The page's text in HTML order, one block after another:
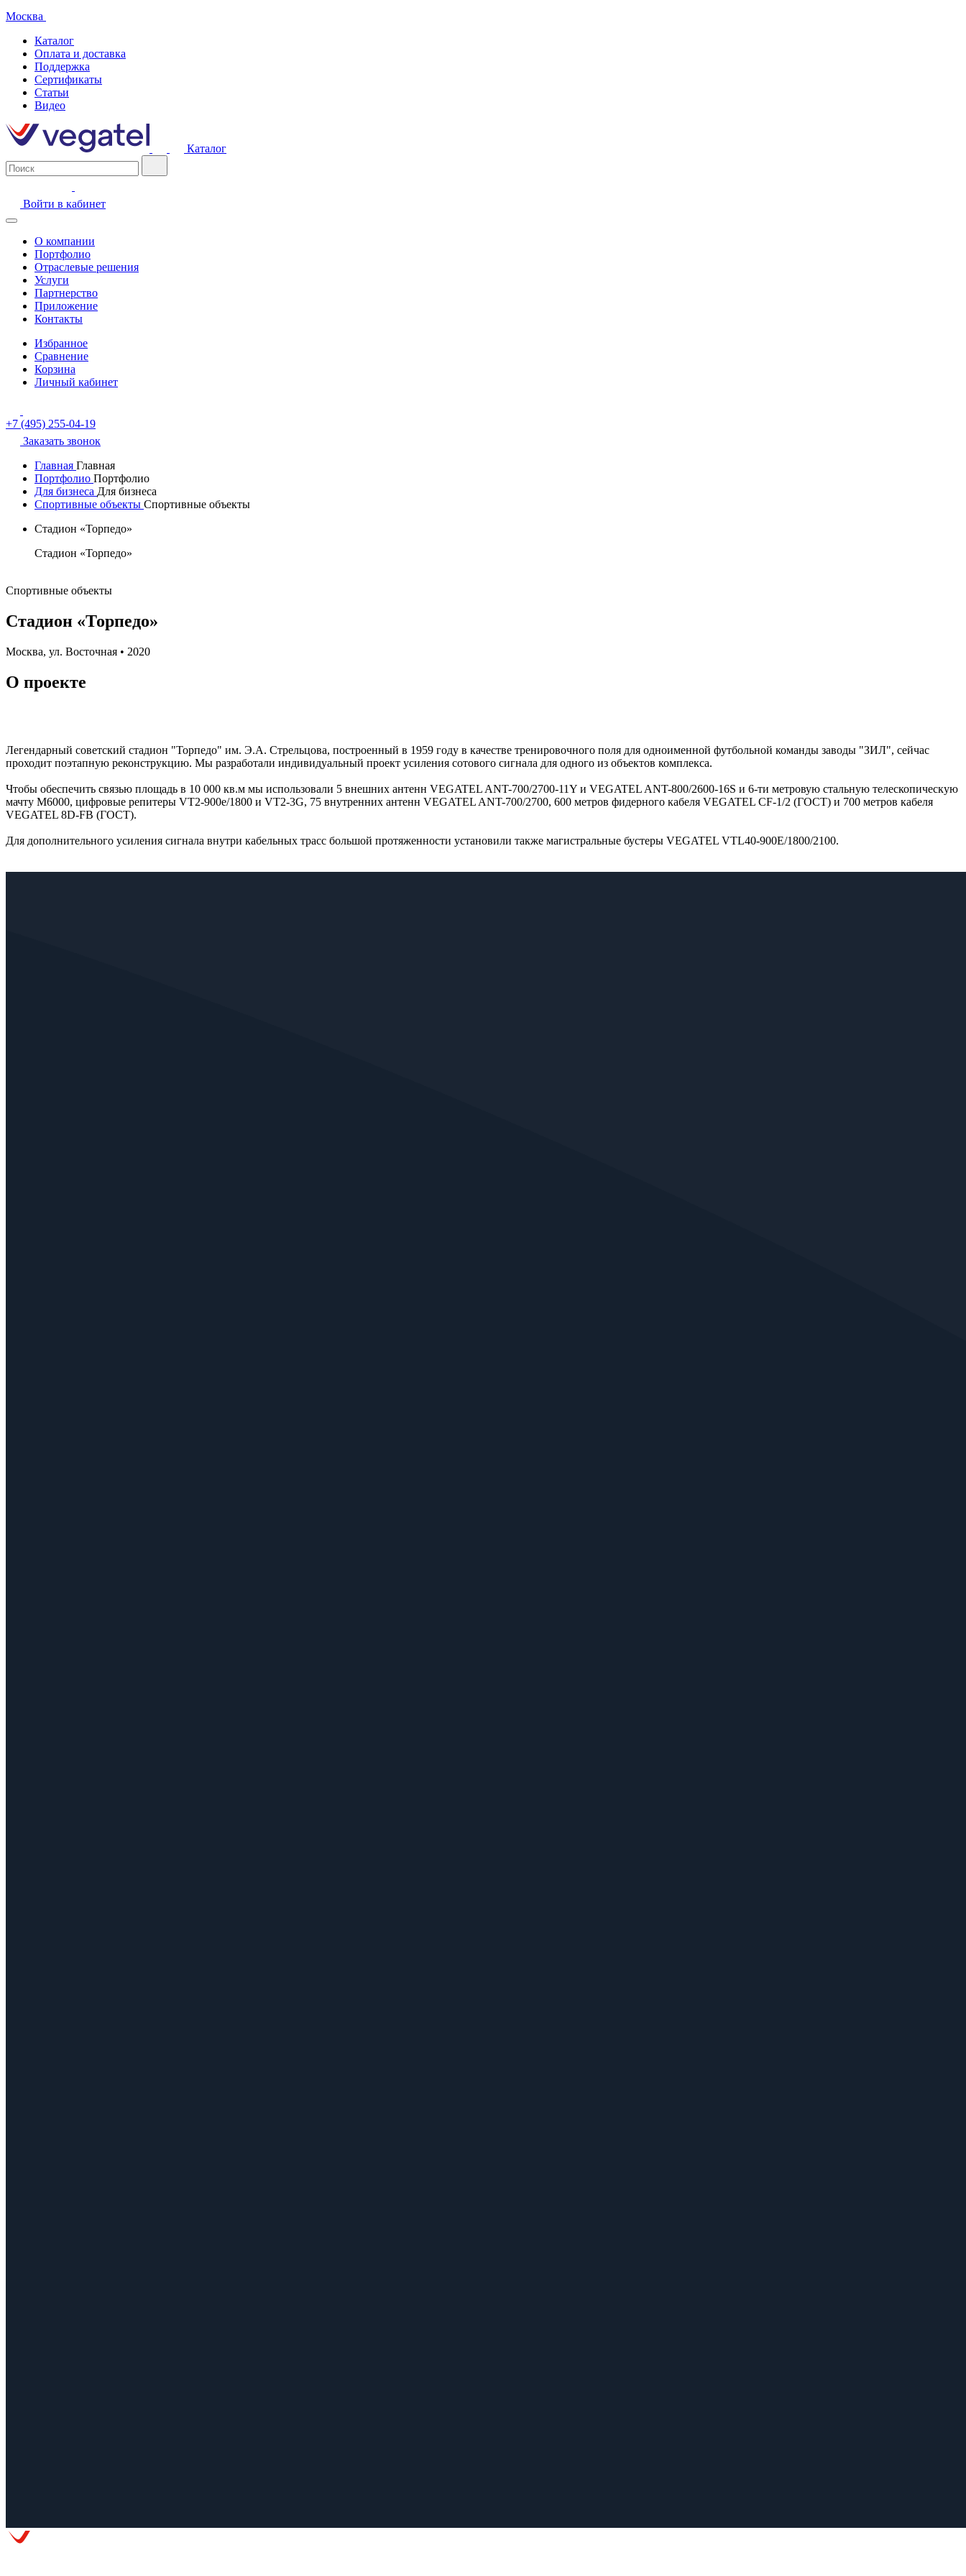
Москва
Каталог
Оплата и доставка
Поддержка
Сертификаты
Статьи
Видео
Каталог
Войти в кабинет
О компании
Портфолио
Отраслевые решения
Услуги
Партнерство
Приложение
Контакты
Избранное
Сравнение
Корзина
Личный кабинет
+7 (495) 255-04-19
Заказать звонок
Главная Главная
Портфолио Портфолио
Для бизнеса Для бизнеса
Спортивные объекты Спортивные объекты
Стадион «Торпедо»
Стадион «Торпедо»
Спортивные объекты
Стадион «Торпедо»
Москва, ул. Восточная • 2020
О проекте
Легендарный советский стадион "Торпедо" им. Э.А. Стрельцова, построенный в 1959 году в качестве тренировочного поля для одноименной футбольной команды заводы "ЗИЛ", сейчас
проходит поэтапную реконструкцию. Мы разработали индивидуальный проект усиления сотового сигнала для одного из объектов комплекса.
Чтобы обеспечить связью площадь в 10 000 кв.м мы использовали 5 внешних антенн VEGATEL ANT-700/2700-11Y и VEGATEL ANT-800/2600-16S и 6-ти метровую стальную телескопическую
мачту М6000, цифровые репитеры VT2-900e/1800 и VT2-3G, 75 внутренних антенн VEGATEL ANT-700/2700, 600 метров фидерного кабеля VEGATEL CF-1/2 (ГОСТ) и 700 метров кабеля
VEGATEL 8D-FB (ГОСТ).
Для дополнительного усиления сигнала внутри кабельных трасс большой протяженности установили также магистральные бустеры VEGATEL VTL40-900Е/1800/2100.